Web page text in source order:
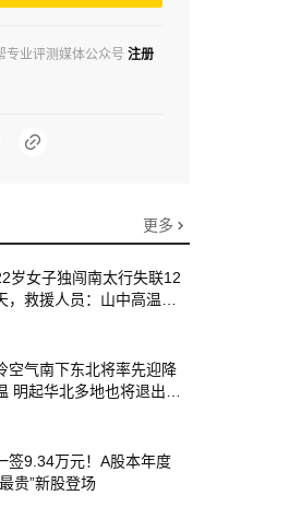
专业评测媒体公众号 注册
更多
岁女子独闯南太行失联12
，救援人员：山中高温、
空气南下东北将率先迎降
明起华北多地也将退出高
签9.34万元！A股本年度
贵”新股登场